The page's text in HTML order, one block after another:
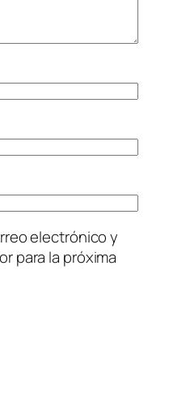
electrónico y
para la próxima